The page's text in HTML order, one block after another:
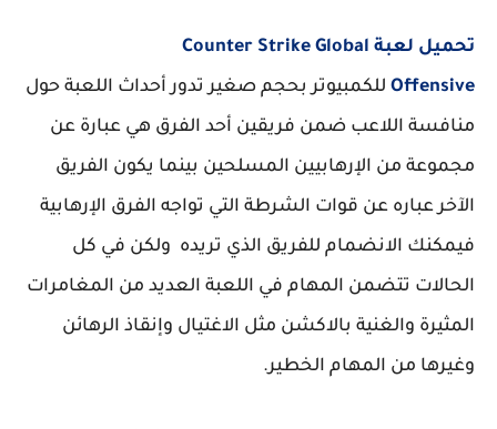
تحميل لعبة Counter Strike Global
Offensive للكمبيوتر بحجم صغير تدور أحداث اللعبة حول
منافسة اللاعب ضمن فريقين أحد الفرق هي عبارة عن
مجموعة من الإرهابيين المسلحين بينما يكون الفريق
الآخر عباره عن قوات الشرطة التي تواجه الفرق الإرهابية
فيمكنك الانضمام للفريق الذي تريده ولكن في كل
الحالات تتضمن المهام في اللعبة العديد من المغامرات
المثيرة والغنية بالاكشن مثل الاغتيال وإنقاذ الرهائن
وغيرها من المهام الخطير.